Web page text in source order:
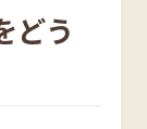
どう